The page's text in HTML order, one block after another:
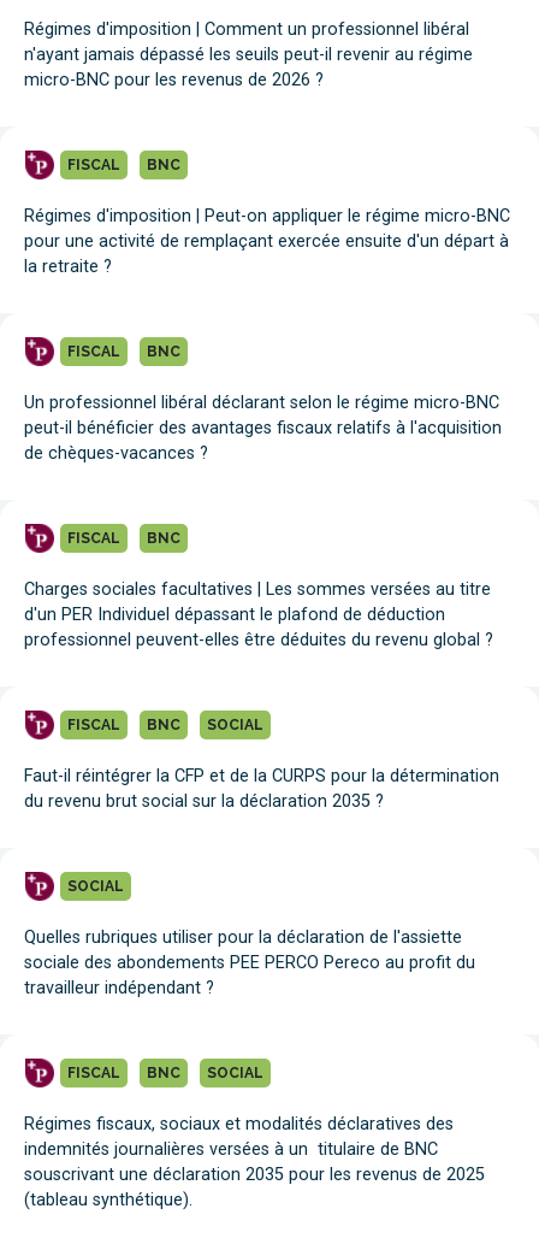
Régimes d'imposition | Comment un professionnel libéral
n'ayant jamais dépassé les seuils peut-il revenir au régime
micro-BNC pour les revenus de 2026 ?
FISCAL BNC
Régimes d'imposition | Peut-on appliquer le régime micro-BNC
pour une activité de remplaçant exercée ensuite d'un départ à
la retraite ?
FISCAL BNC
Un professionnel libéral déclarant selon le régime micro-BNC
peut-il bénéficier des avantages fiscaux relatifs à l'acquisition
de chèques-vacances ?
FISCAL BNC
Charges sociales facultatives | Les sommes versées au titre
d'un PER Individuel dépassant le plafond de déduction
professionnel peuvent-elles être déduites du revenu global ?
FISCAL BNC SOCIAL
Faut-il réintégrer la CFP et de la CURPS pour la détermination
du revenu brut social sur la déclaration 2035 ?
SOCIAL
Quelles rubriques utiliser pour la déclaration de l'assiette
sociale des abondements PEE PERCO Pereco au profit du
travailleur indépendant ?
FISCAL BNC SOCIAL
Régimes fiscaux, sociaux et modalités déclaratives des
indemnités journalières versées à un titulaire de BNC
souscrivant une déclaration 2035 pour les revenus de 2025
(tableau synthétique).